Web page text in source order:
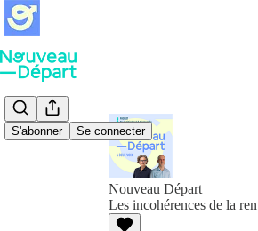
S'abonner Se connecter
Nouveau Départ
Les incohérences de la